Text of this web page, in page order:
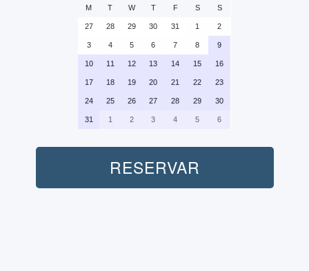
Personas:
M T W T F S S
27 28 29 30 31 1 2
3 4 5 6 7 8 9
10 11 12 13 14 15 16
17 18 19 20 21 22 23
24 25 26 27 28 29 30
31 1 2 3 4 5 6
RESERVAR